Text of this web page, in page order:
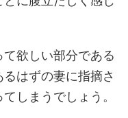
欲しい部分である
はずの妻に指摘さ
しまうでしょう。